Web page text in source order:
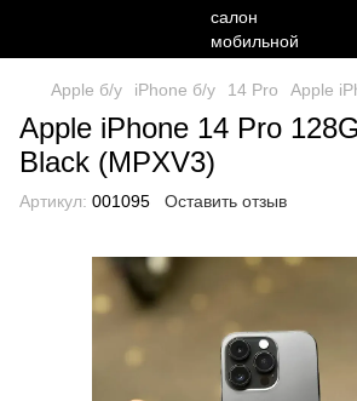
Apple б/у iPhone б/у 14 Pro Apple
Apple iPhone 14 Pro
Black (MPXV3)
Артикул: 001095 Оставить отзыв